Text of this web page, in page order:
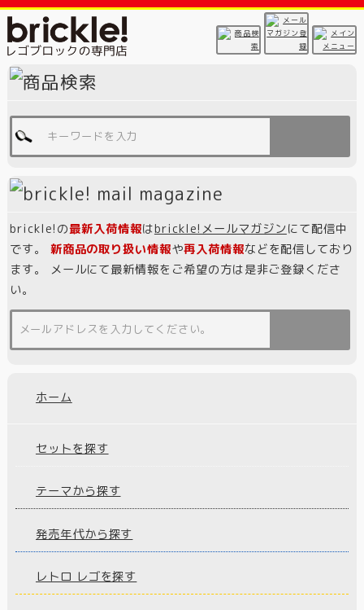
brickle!の最新入荷情報はbrickle!メールマガジンにて配信中
です。 新商品の取り扱い情報や再入荷情報などを配信しており
ます。 メールにて最新情報をご希望の方は是非ご登録くださ
い。
ホーム
セットを探す
テーマから探す
発売年代から探す
レトロ レゴを探す